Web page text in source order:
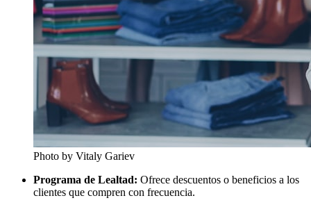
Photo by Vitaly Gariev
Programa de Lealtad: Ofrece descuentos o beneficios a los
clientes que compren con frecuencia.